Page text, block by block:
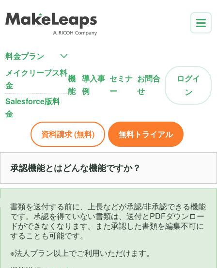
料金プラン
メイクリープス料
金
Salesforce版料
金
機
能
導入事
例
セミナ
ー
お問合
せ
ログイ
ン
資料請求 (無料) 無料トライアル
承認機能とはどんな機能ですか？
書類を送付する前に、上長などが承認/非承認できる機能
です。承認を得ていない書類は、送付とPDFダウンロー
ドができなくなります。また承認した書類を編集不可に
することも可能です。
※法人プラン以上でご利用いただけます。